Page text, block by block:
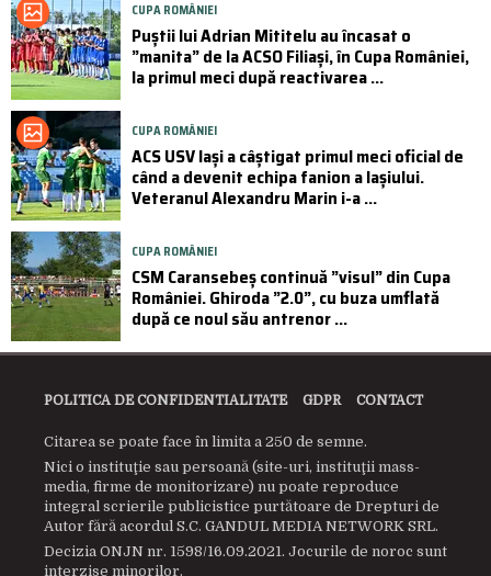
CUPA ROMÂNIEI
Puştii lui Adrian Mititelu au încasat o
”manita” de la ACSO Filiaşi, în Cupa României,
la primul meci după reactivarea ...
CUPA ROMÂNIEI
ACS USV Iași a câștigat primul meci oficial de
când a devenit echipa fanion a Iașiului.
Veteranul Alexandru Marin i-a ...
CUPA ROMÂNIEI
CSM Caransebeș continuă ”visul” din Cupa
României. Ghiroda ”2.0”, cu buza umflată
după ce noul său antrenor ...
POLITICA DE CONFIDENTIALITATE GDPR CONTACT
Citarea se poate face în limita a 250 de semne.
Nici o instituţie sau persoană (site-uri, instituţii mass-
media, firme de monitorizare) nu poate reproduce
integral scrierile publicistice purtătoare de Drepturi de
Autor fără acordul S.C. GANDUL MEDIA NETWORK SRL.
Decizia ONJN nr. 1598/16.09.2021. Jocurile de noroc sunt
interzise minorilor.